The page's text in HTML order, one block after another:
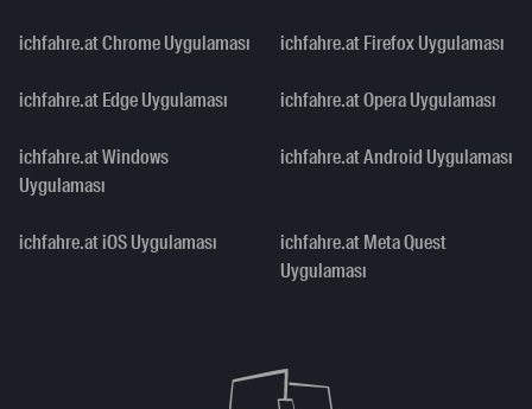
ichfahre.at Chrome Uygulaması ichfahre.at Firefox Uygulaması
ichfahre.at Edge Uygulaması ichfahre.at Opera Uygulaması
ichfahre.at Windows
Uygulaması
ichfahre.at Android Uygulaması
ichfahre.at iOS Uygulaması
ichfahre.at Meta Quest
Uygulaması